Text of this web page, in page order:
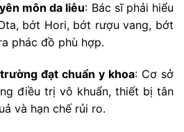
môn da liễu: Bác sĩ phải hiểu
bớt Hori, bớt rượu vang, bớt
phác đồ phù hợp.
đạt chuẩn y khoa: Cơ sở
điều trị vô khuẩn, thiết bị tân
và hạn chế rủi ro.